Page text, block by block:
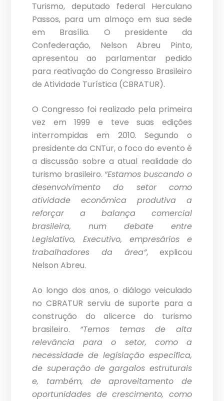
Turismo, deputado federal Herculano
Passos, para um almoço em sua sede
em Brasília. O presidente da
Confederação, Nelson Abreu Pinto,
apresentou ao parlamentar pedido
para reativação do Congresso Brasileiro
de Atividade Turística (CBRATUR).
O Congresso foi realizado pela primeira
vez em 1999 e teve suas edições
interrompidas em 2010. Segundo o
presidente da CNTur, o foco do evento é
a discussão sobre a atual realidade do
turismo brasileiro. “Estamos buscando o
desenvolvimento do setor como
atividade econômica produtiva a
reforçar a balança comercial
brasileira, num debate entre
Legislativo, Executivo, empresários e
trabalhadores da área”, explicou
Nelson Abreu.
Ao longo dos anos, o diálogo veiculado
no CBRATUR serviu de suporte para a
construção do alicerce do turismo
brasileiro. “Temos temas de alta
relevância para o setor, como a
necessidade de legislação específica,
de superação de gargalos estruturais
e, também, de aproveitamento de
oportunidades de crescimento, como